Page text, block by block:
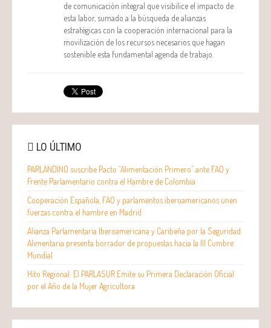
de comunicación integral que visibilice el impacto de
esta labor, sumado a la búsqueda de alianzas
estratégicas con la cooperación internacional para la
movilización de los recursos necesarios que hagan
sostenible esta fundamental agenda de trabajo.
LO ÚLTIMO
PARLANDINO suscribe Pacto “Alimentación Primero” ante FAO y
Frente Parlamentario contra el Hambre de Colombia
Cooperación Española, FAO y parlamentos iberoamericanos unen
fuerzas contra el hambre en Madrid
Alianza Parlamentaria Iberoamericana y Caribeña por la Seguridad
Alimentaria presenta borrador de propuestas hacia la III Cumbre
Mundial
Hito Regional: El PARLASUR Emite su Primera Declaración Oficial
por el Año de la Mujer Agricultora